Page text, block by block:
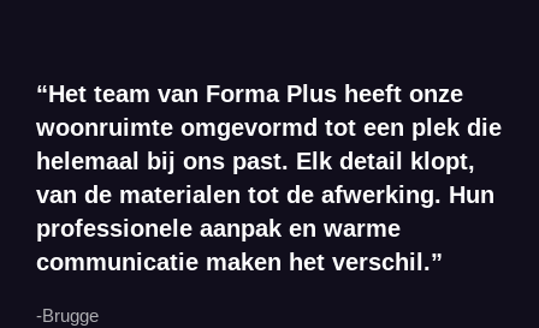
“Het team van Forma Plus heeft onze
woonruimte omgevormd tot een plek die
helemaal bij ons past. Elk detail klopt,
van de materialen tot de afwerking. Hun
professionele aanpak en warme
communicatie maken het verschil.”
-Brugge